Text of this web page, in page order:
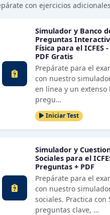
con ejercicios adicionales
Simulador y Banco
Preguntas
Física para el ICFES
PDF Gratis
Prepárate para el
con nuestro
en línea y un extenso
pregu…
Iniciar Test
Simulador y
Sociales para el
Preguntas + PDF
Prepárate para el
con nuestro
sociales. Practica con
preguntas clave, …